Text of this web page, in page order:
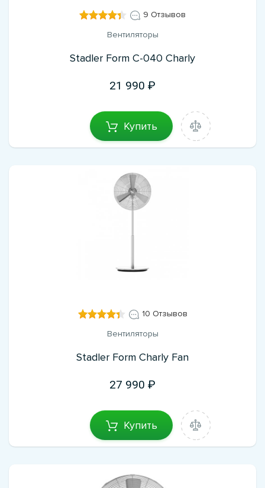
9 Отзывов
Вентиляторы
Stadler Form C-040 Charly
21 990
Купить
10 Отзывов
Вентиляторы
Stadler Form Charly Fan
27 990
Купить